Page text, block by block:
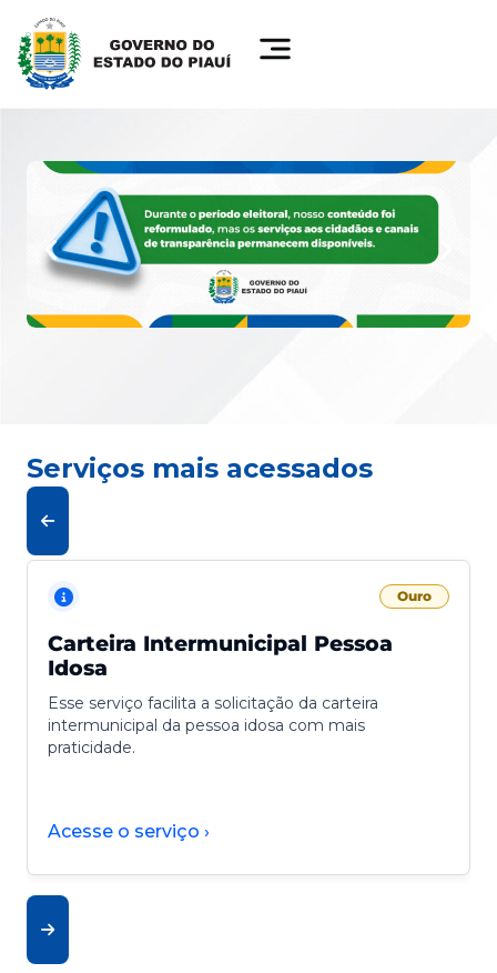
Serviços mais acessados
Ouro
Carteira Intermunicipal Pessoa
Idosa
Esse serviço facilita a solicitação da carteira
intermunicipal da pessoa idosa com mais
praticidade.
Acesse o serviço ›